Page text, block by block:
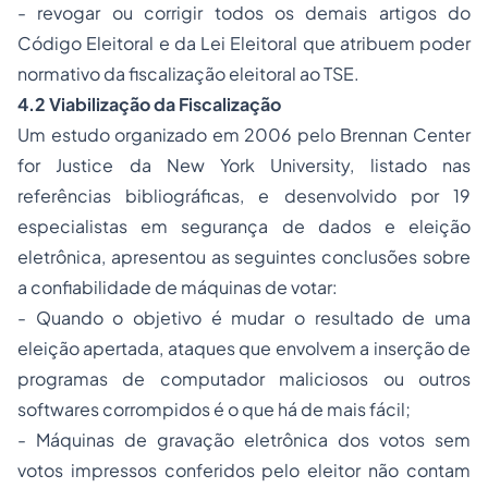
- revogar ou corrigir todos os demais artigos do
Código Eleitoral e da Lei Eleitoral que atribuem poder
normativo da fiscalização eleitoral ao TSE.
4.2 Viabilização da Fiscalização
Um estudo organizado em 2006 pelo Brennan Center
for Justice da New York University, listado nas
referências bibliográficas, e desenvolvido por 19
especialistas em segurança de dados e eleição
eletrônica, apresentou as seguintes conclusões sobre
a confiabilidade de máquinas de votar:
- Quando o objetivo é mudar o resultado de uma
eleição apertada, ataques que envolvem a inserção de
programas de computador maliciosos ou outros
softwares corrompidos é o que há de mais fácil;
- Máquinas de gravação eletrônica dos votos sem
votos impressos conferidos pelo eleitor não contam